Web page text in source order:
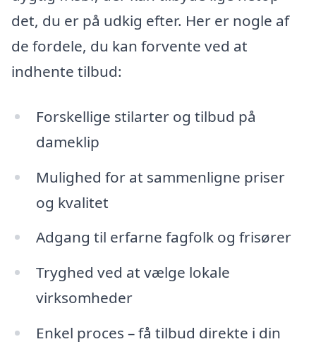
det, du er på udkig efter. Her er nogle af
de fordele, du kan forvente ved at
indhente tilbud:
Forskellige stilarter og tilbud på
dameklip
Mulighed for at sammenligne priser
og kvalitet
Adgang til erfarne fagfolk og frisører
Tryghed ved at vælge lokale
virksomheder
Enkel proces – få tilbud direkte i din